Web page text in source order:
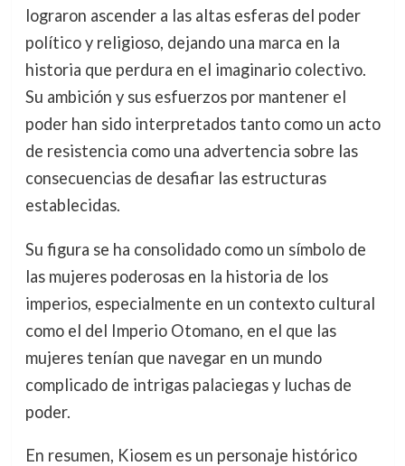
lograron ascender a las altas esferas del poder
político y religioso, dejando una marca en la
historia que perdura en el imaginario colectivo.
Su ambición y sus esfuerzos por mantener el
poder han sido interpretados tanto como un acto
de resistencia como una advertencia sobre las
consecuencias de desafiar las estructuras
establecidas.
Su figura se ha consolidado como un símbolo de
las mujeres poderosas en la historia de los
imperios, especialmente en un contexto cultural
como el del Imperio Otomano, en el que las
mujeres tenían que navegar en un mundo
complicado de intrigas palaciegas y luchas de
poder.
En resumen, Kiosem es un personaje histórico